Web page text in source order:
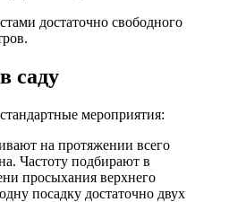
достаточно свободного
саду
мероприятия:
на протяжении всего
Частоту подбирают в
просыхания верхнего
посадку достаточно двух